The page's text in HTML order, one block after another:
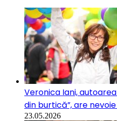
Veronica Iani,
din burtică”, are
23.05.2026